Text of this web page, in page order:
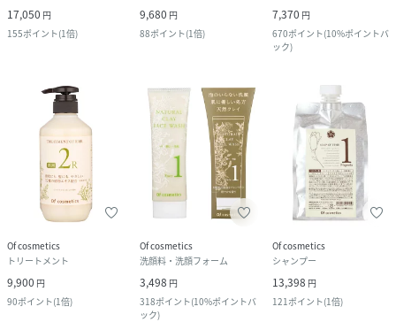
17,050 円
155ポイント(1倍)
9,680 円
88ポイント(1倍)
7,370 円
670ポイント(10%ポイントバ
ック)
Of cosmetics
トリートメント
9,900 円
90ポイント(1倍)
Of cosmetics
洗顔料・洗顔フォーム
3,498 円
318ポイント(10%ポイントバ
ック)
Of cosmetics
シャンプー
13,398 円
121 ポイント(1倍)